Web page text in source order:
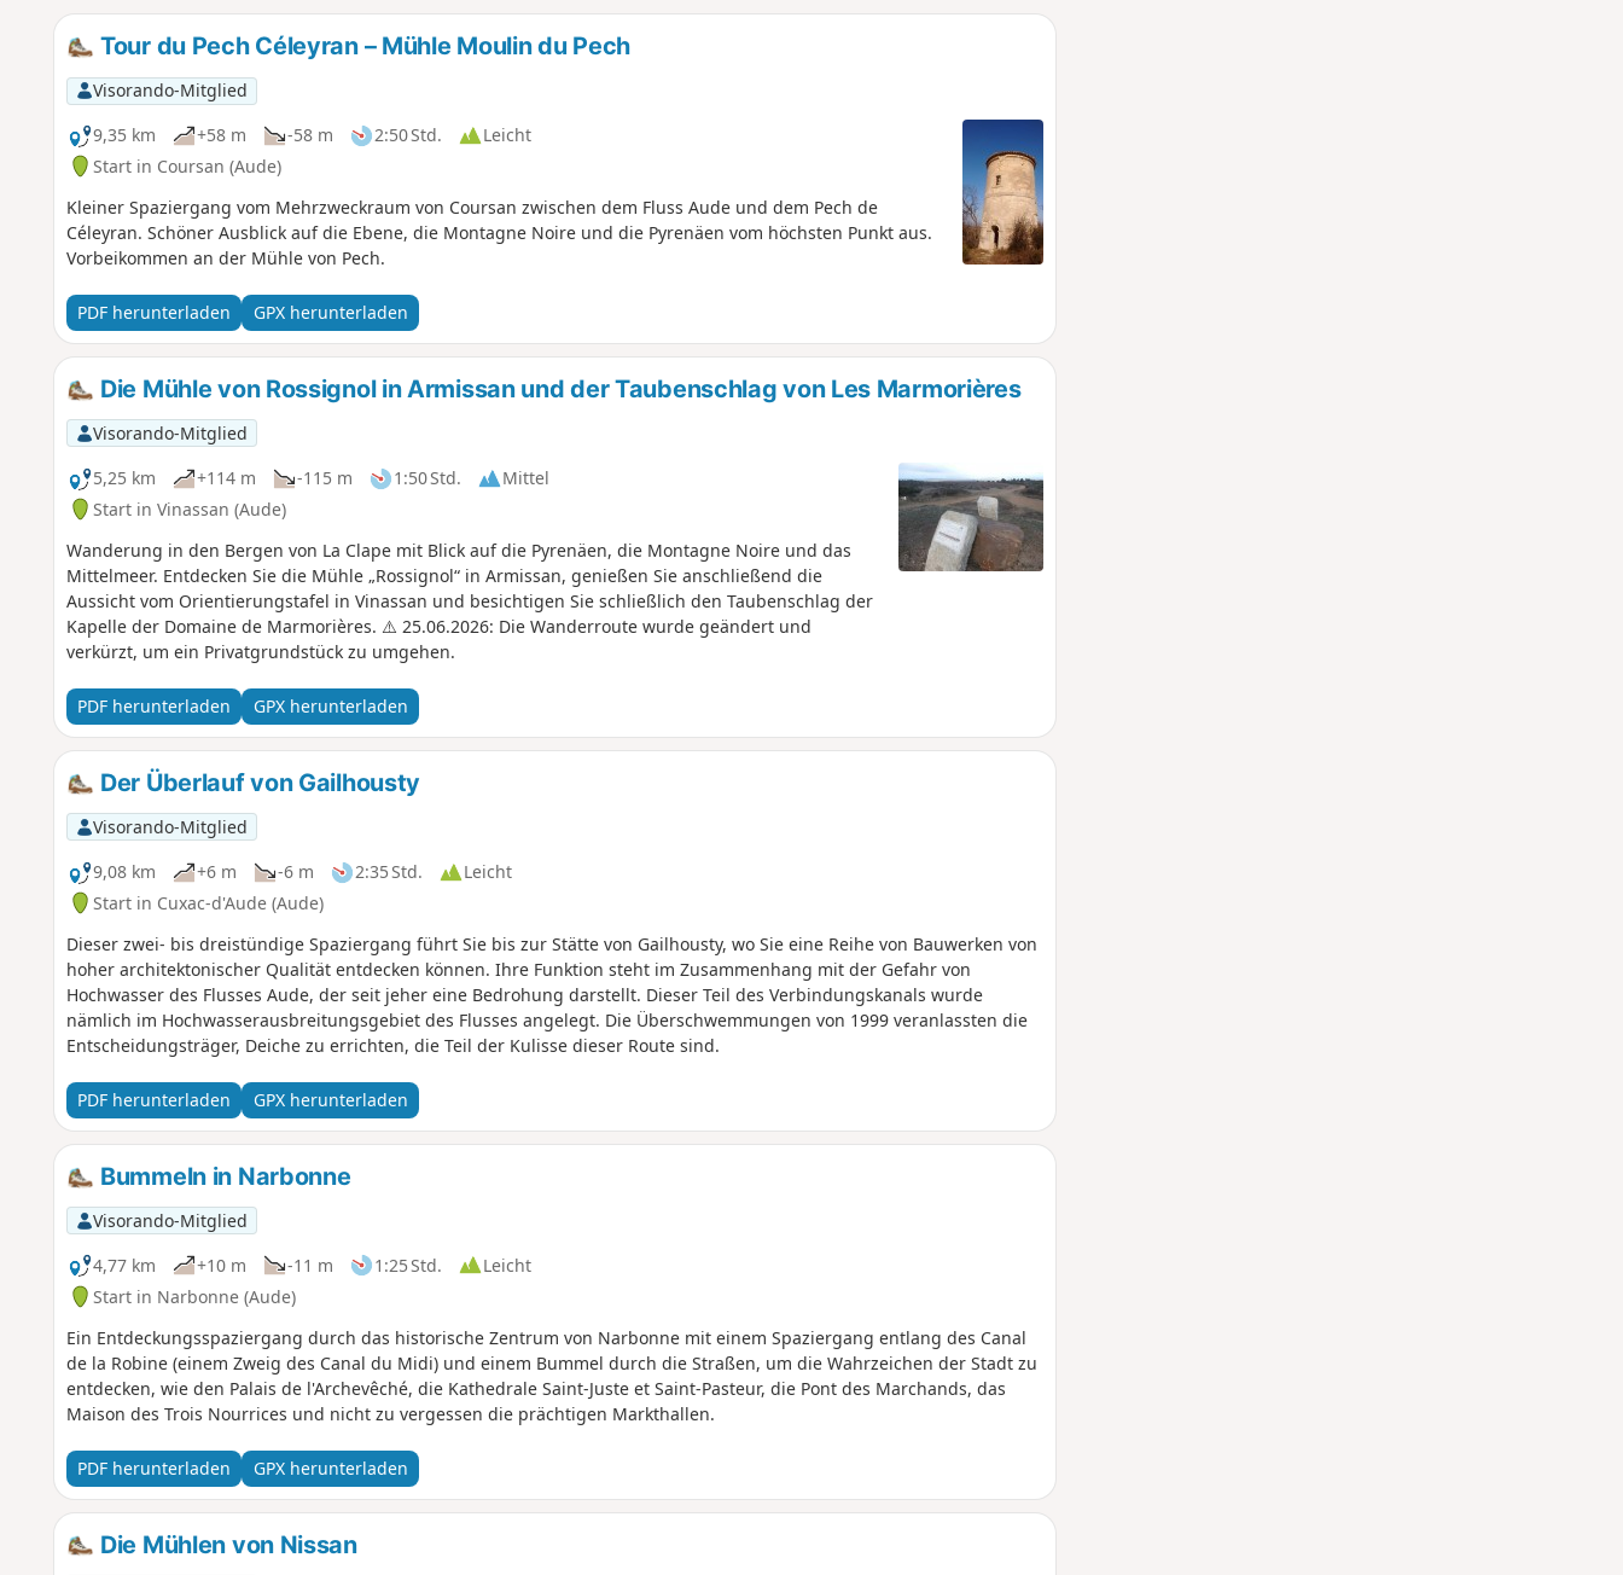
Tour du Pech Céleyran – Mühle Moulin du Pech
Visorando-Mitglied
9,35 km
+58 m -58 m 2:50 Std.
Leicht
Start in Coursan (Aude)
Kleiner Spaziergang vom Mehrzweckraum von Coursan zwischen dem Fluss Aude und dem Pech de
Céleyran. Schöner Ausblick auf die Ebene, die Montagne Noire und die Pyrenäen vom höchsten Punkt aus.
Vorbeikommen an der Mühle von Pech.
PDF herunterladen GPX herunterladen
Die Mühle von Rossignol in Armissan und der Taubenschlag von Les Marmorières
Visorando-Mitglied
5,25 km
+114 m -115 m 1:50 Std.
Mittel
Start in Vinassan (Aude)
Wanderung in den Bergen von La Clape mit Blick auf die Pyrenäen, die Montagne Noire und das
Mittelmeer. Entdecken Sie die Mühle „Rossignol“ in Armissan, genießen Sie anschließend die
Aussicht vom Orientierungstafel in Vinassan und besichtigen Sie schließlich den Taubenschlag der
Kapelle der Domaine de Marmorières. ⚠️ 25.06.2026: Die Wanderroute wurde geändert und
verkürzt, um ein Privatgrundstück zu umgehen.
PDF herunterladen GPX herunterladen
Der Überlauf von Gailhousty
Visorando-Mitglied
9,08 km
+6 m -6 m 2:35 Std.
Leicht
Start in Cuxac-d'Aude (Aude)
Dieser zwei- bis dreistündige Spaziergang führt Sie bis zur Stätte von Gailhousty, wo Sie eine Reihe von Bauwerken von
hoher architektonischer Qualität entdecken können. Ihre Funktion steht im Zusammenhang mit der Gefahr von
Hochwasser des Flusses Aude, der seit jeher eine Bedrohung darstellt. Dieser Teil des Verbindungskanals wurde
nämlich im Hochwasserausbreitungsgebiet des Flusses angelegt. Die Überschwemmungen von 1999 veranlassten die
Entscheidungsträger, Deiche zu errichten, die Teil der Kulisse dieser Route sind.
PDF herunterladen GPX herunterladen
Bummeln in Narbonne
Visorando-Mitglied
4,77 km
+10 m -11 m 1:25 Std.
Leicht
Start in Narbonne (Aude)
Ein Entdeckungsspaziergang durch das historische Zentrum von Narbonne mit einem Spaziergang entlang des Canal
de la Robine (einem Zweig des Canal du Midi) und einem Bummel durch die Straßen, um die Wahrzeichen der Stadt zu
entdecken, wie den Palais de l'Archevêché, die Kathedrale Saint-Juste et Saint-Pasteur, die Pont des Marchands, das
Maison des Trois Nourrices und nicht zu vergessen die prächtigen Markthallen.
PDF herunterladen GPX herunterladen
Die Mühlen von Nissan